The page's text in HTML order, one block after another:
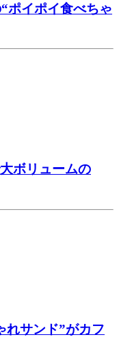
ポイポイ食べちゃ
ボリュームの
れサンド”がカフ